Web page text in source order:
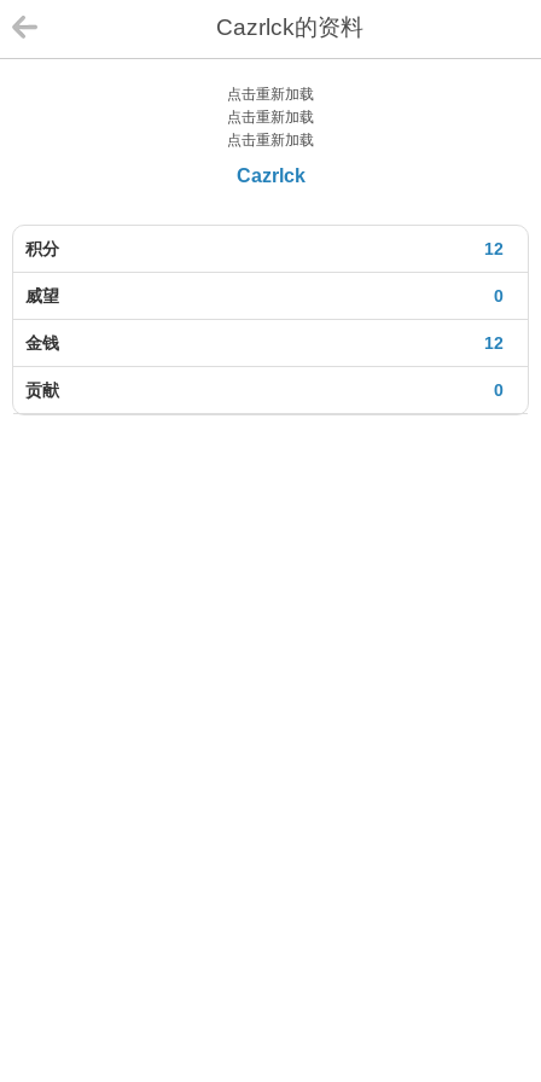
Cazrlck的资料
点击重新加载
点击重新加载
点击重新加载
Cazrlck
12
积分
0
威望
12
金钱
0
贡献